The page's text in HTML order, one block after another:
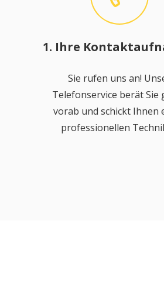
1. Ihre
Sie rufen uns an!
Telefonservice berät Sie
vorab und schickt Ihnen
professionellen